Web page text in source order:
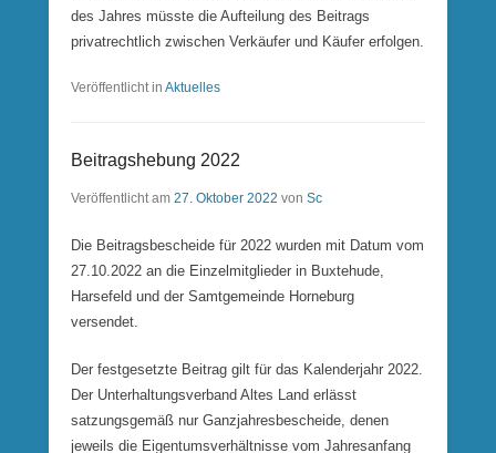
des Jahres müsste die Aufteilung des Beitrags
privatrechtlich zwischen Verkäufer und Käufer erfolgen.
Veröffentlicht in Aktuelles
Beitragshebung 2022
Veröffentlicht am 27. Oktober 2022 von Sc
Die Beitragsbescheide für 2022 wurden mit Datum vom
27.10.2022 an die Einzelmitglieder in Buxtehude,
Harsefeld und der Samtgemeinde Horneburg
versendet.
Der festgesetzte Beitrag gilt für das Kalenderjahr 2022.
Der Unterhaltungsverband Altes Land erlässt
satzungsgemäß nur Ganzjahresbescheide, denen
jeweils die Eigentumsverhältnisse vom Jahresanfang